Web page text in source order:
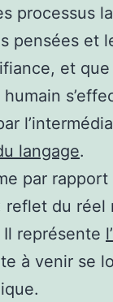
processus
pensées et
et
langage.
par rapport
reflet du réel
Il représente
à venir se